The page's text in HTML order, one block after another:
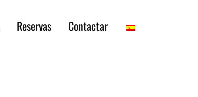
Reservas Contactar